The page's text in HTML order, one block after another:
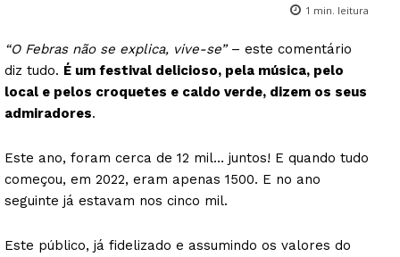
1 min. leitura
“O Febras não se explica, vive-se”– este comentário
diz tudo. É um festival delicioso, pela música, pelo
local e pelos croquetes e caldo verde, dizem os seus
admiradores.
Este ano, foram cerca de 12 mil… juntos! E quando tudo
começou, em 2022, eram apenas 1500. E no ano
seguinte já estavam nos cinco mil.
Este público, já fidelizado e assumindo os valores do